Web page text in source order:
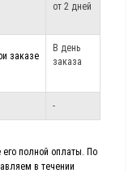
от 2 дней
заказе
В день
заказа
-
его полной оплаты. По
в течении